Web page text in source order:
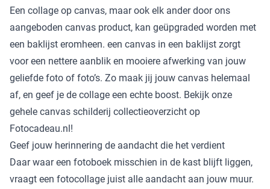
Een collage op canvas, maar ook elk ander door ons
aangeboden canvas product, kan geüpgraded worden met
een baklijst eromheen. een canvas in een baklijst zorgt
voor een nettere aanblik en mooiere afwerking van jouw
geliefde foto of foto’s. Zo maak jij jouw canvas helemaal
af, en geef je de collage een echte boost. Bekijk onze
gehele canvas schilderij collectieoverzicht op
Fotocadeau.nl!
Geef jouw herinnering de aandacht die het verdient
Daar waar een fotoboek misschien in de kast blijft liggen,
vraagt een fotocollage juist alle aandacht aan jouw muur.